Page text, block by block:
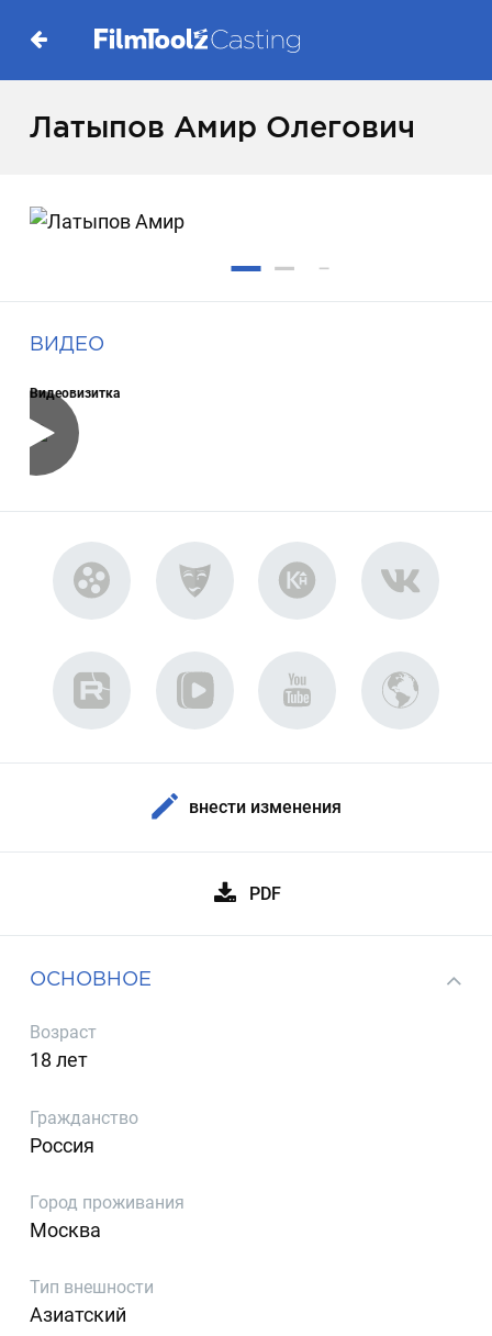
Латыпов Амир Олегович
ВИДЕО
Видеовизитка
внести изменения
PDF
ОСНОВНОЕ
Возраст
18 лет
Гражданство
Россия
Город проживания
Москва
Тип внешности
Азиатский